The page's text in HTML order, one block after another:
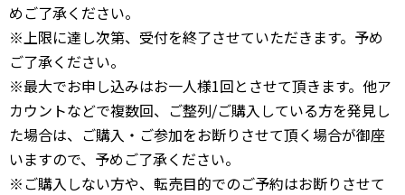
めご了承ください。
※上限に達し次第、受付を終了させていただきます。予め
ご了承ください。
※最大でお申し込みはお一人様1回とさせて頂きます。他ア
カウントなどで複数回、ご整列/ご購入している方を発見し
た場合は、ご購入・ご参加をお断りさせて頂く場合が御座
いますので、予めご了承ください。
※ご購入しない方や、転売目的でのご予約はお断りさせて